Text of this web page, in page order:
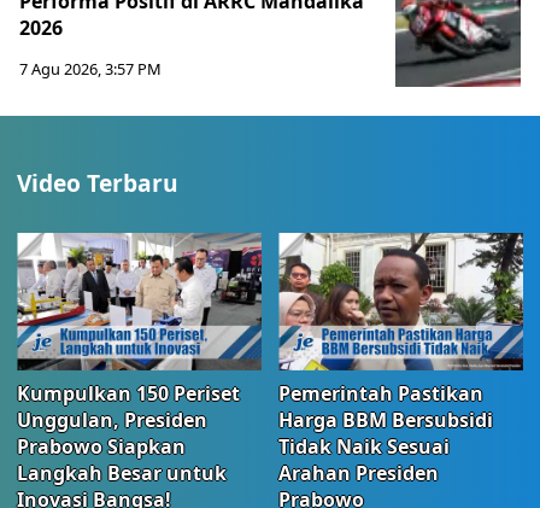
2026
7 Agu 2026, 3:57 PM
Video Terbaru
Kumpulkan 150 Periset
Unggulan, Presiden
Prabowo Siapkan
Langkah Besar untuk
Inovasi Bangsa!
Pemerintah Pastikan
Harga BBM Bersubsidi
Tidak Naik Sesuai
Arahan Presiden
Prabowo